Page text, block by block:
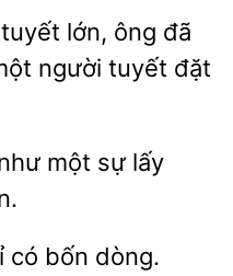
lớn, ông đã
người tuyết đặt
một sự lấy
có dòng.